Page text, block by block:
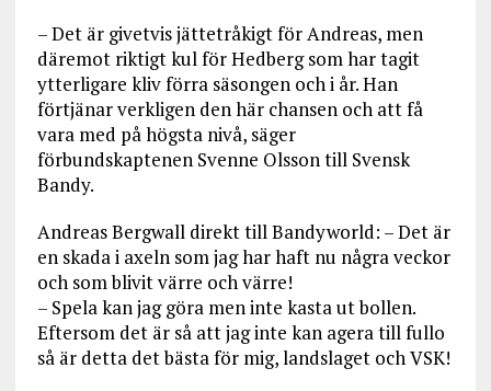
– Det är givetvis jättetråkigt för Andreas, men
däremot riktigt kul för Hedberg som har tagit
ytterligare kliv förra säsongen och i år. Han
förtjänar verkligen den här chansen och att få
vara med på högsta nivå, säger
förbundskaptenen Svenne Olsson till Svensk
Bandy.
Andreas Bergwall direkt till Bandyworld: – Det är
en skada i axeln som jag har haft nu några veckor
och som blivit värre och värre!
– Spela kan jag göra men inte kasta ut bollen.
Eftersom det är så att jag inte kan agera till fullo
så är detta det bästa för mig, landslaget och VSK!